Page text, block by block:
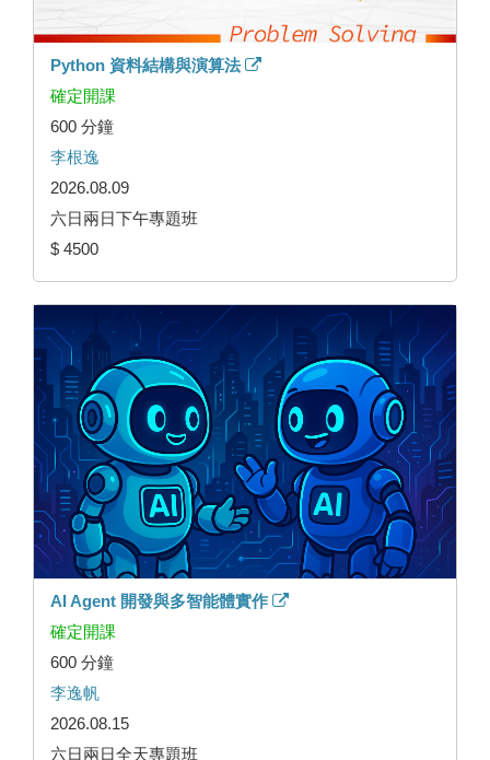
Python 資料結構與演算法
確定開課
600 分鐘
李根逸
2026.08.09
六日兩日下午專題班
$ 4500
AI Agent 開發與多智能體實作
確定開課
600 分鐘
李逸帆
2026.08.15
六日兩日全天專題班